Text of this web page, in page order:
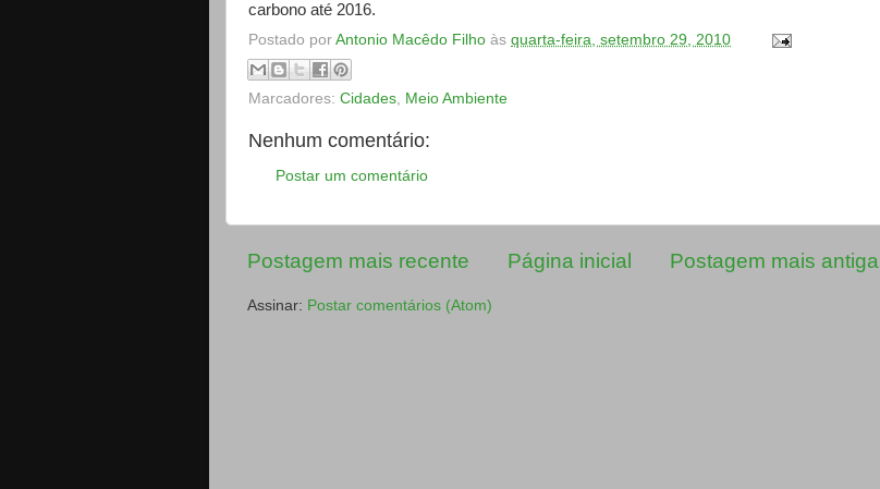
carbono até 2016.
Postado por Antonio Macêdo Filho às quarta-feira, setembro 29, 2010
Marcadores: Cidades Meio Ambiente
Nenhum comentário:
Postar um comentário
Postagem mais recente Postagem mais antiga
Página inicial
Assinar: Postar comentários (Atom)